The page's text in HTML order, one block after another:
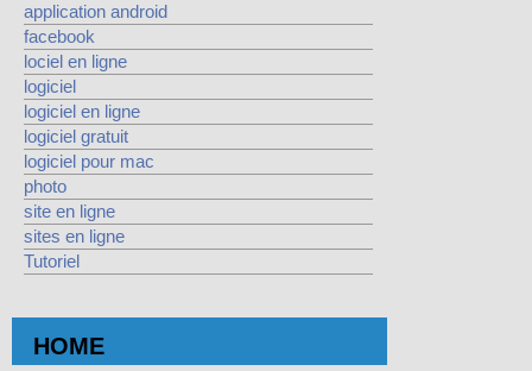
application android
facebook
lociel en ligne
logiciel
logiciel en ligne
logiciel gratuit
logiciel pour mac
photo
site en ligne
sites en ligne
Tutoriel
HOME